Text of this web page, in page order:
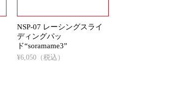
NSP-07 レーシングスライ
ディングパッ
ド“soramame3”
¥6,050（税込）